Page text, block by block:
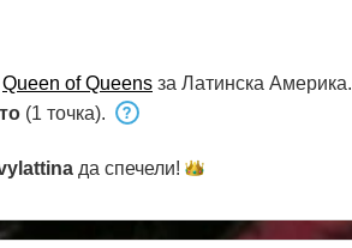
Queen of Queens за Латинска Америка.
(1 точка).
да спечели!